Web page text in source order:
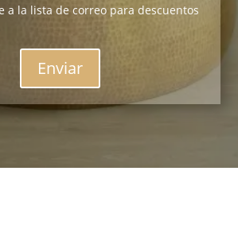
a la lista de correo para descuentos
Enviar